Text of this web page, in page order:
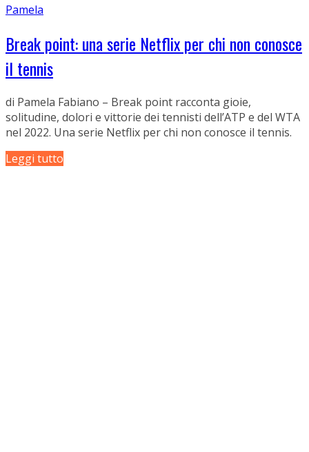
Pamela
Break point: una serie Netflix per chi non conosce
il tennis
di Pamela Fabiano – Break point racconta gioie,
solitudine, dolori e vittorie dei tennisti dell’ATP e del WTA
nel 2022. Una serie Netflix per chi non conosce il tennis.
Leggi tutto